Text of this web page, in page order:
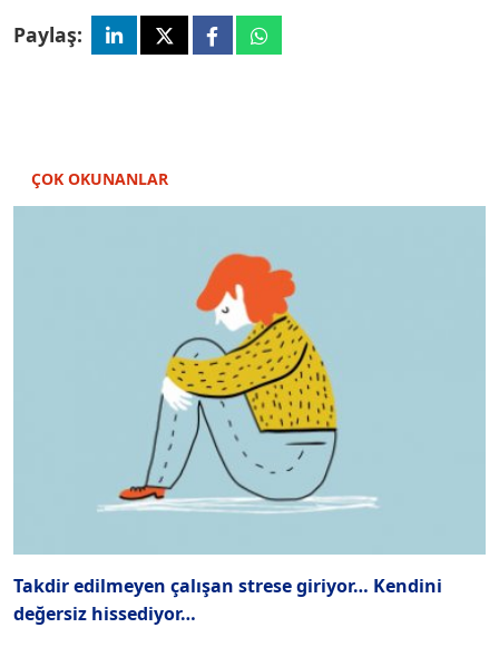
Paylaş:
ÇOK OKUNANLAR
Takdir edilmeyen çalışan strese giriyor… Kendini
değersiz hissediyor…